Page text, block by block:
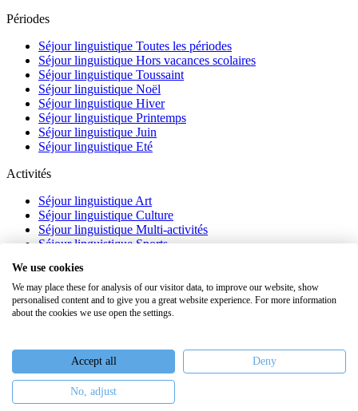
Périodes
Séjour linguistique Toutes les périodes
Séjour linguistique Hors vacances scolaires
Séjour linguistique Toussaint
Séjour linguistique Noël
Séjour linguistique Hiver
Séjour linguistique Printemps
Séjour linguistique Juin
Séjour linguistique Eté
Activités
Séjour linguistique Art
Séjour linguistique Culture
Séjour linguistique Multi-activités
Séjour linguistique Sports
À propos
FAQ
Webinaires
Nous recrutons
Keiron Education -Assurances Plan du site
We use cookies
We may place these for analysis of our visitor data, to improve our website, show
personalised content and to give you a great website experience. For more information
about the cookies we use open the settings.
Accept all Deny
No, adjust